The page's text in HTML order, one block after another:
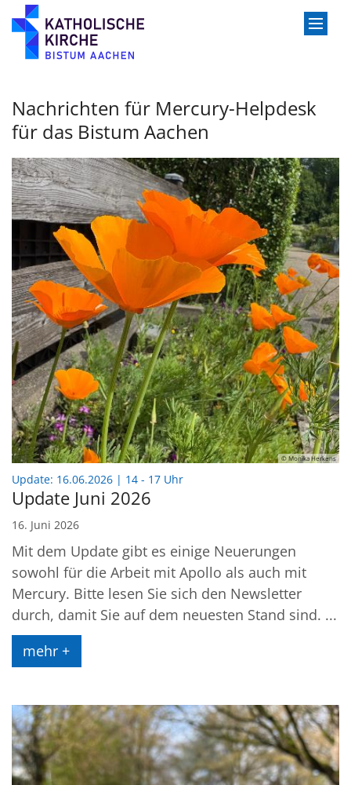
Zum Inhalt springen
Nachrichten für Mercury-Helpdesk
für das Bistum Aachen
© Monika Herkens
Update: 16.06.2026 | 14 - 17 Uhr:
Update Juni 2026
16. Juni 2026
Mit dem Update gibt es einige Neuerungen
sowohl für die Arbeit mit Apollo als auch mit
Mercury. Bitte lesen Sie sich den Newsletter
durch, damit Sie auf dem neuesten Stand sind. ...
mehr +